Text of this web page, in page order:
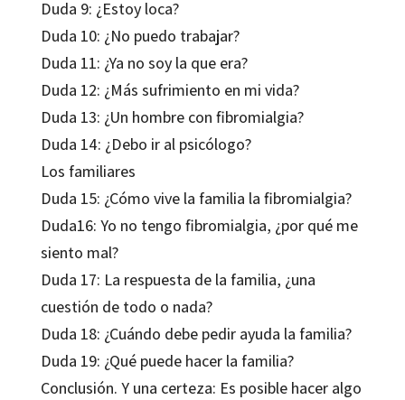
Duda 9: ¿Estoy loca?
Duda 10: ¿No puedo trabajar?
Duda 11: ¿Ya no soy la que era?
Duda 12: ¿Más sufrimiento en mi vida?
Duda 13: ¿Un hombre con fibromialgia?
Duda 14: ¿Debo ir al psicólogo?
Los familiares
Duda 15: ¿Cómo vive la familia la fibromialgia?
Duda16: Yo no tengo fibromialgia, ¿por qué me
siento mal?
Duda 17: La respuesta de la familia, ¿una
cuestión de todo o nada?
Duda 18: ¿Cuándo debe pedir ayuda la familia?
Duda 19: ¿Qué puede hacer la familia?
Conclusión. Y una certeza: Es posible hacer algo